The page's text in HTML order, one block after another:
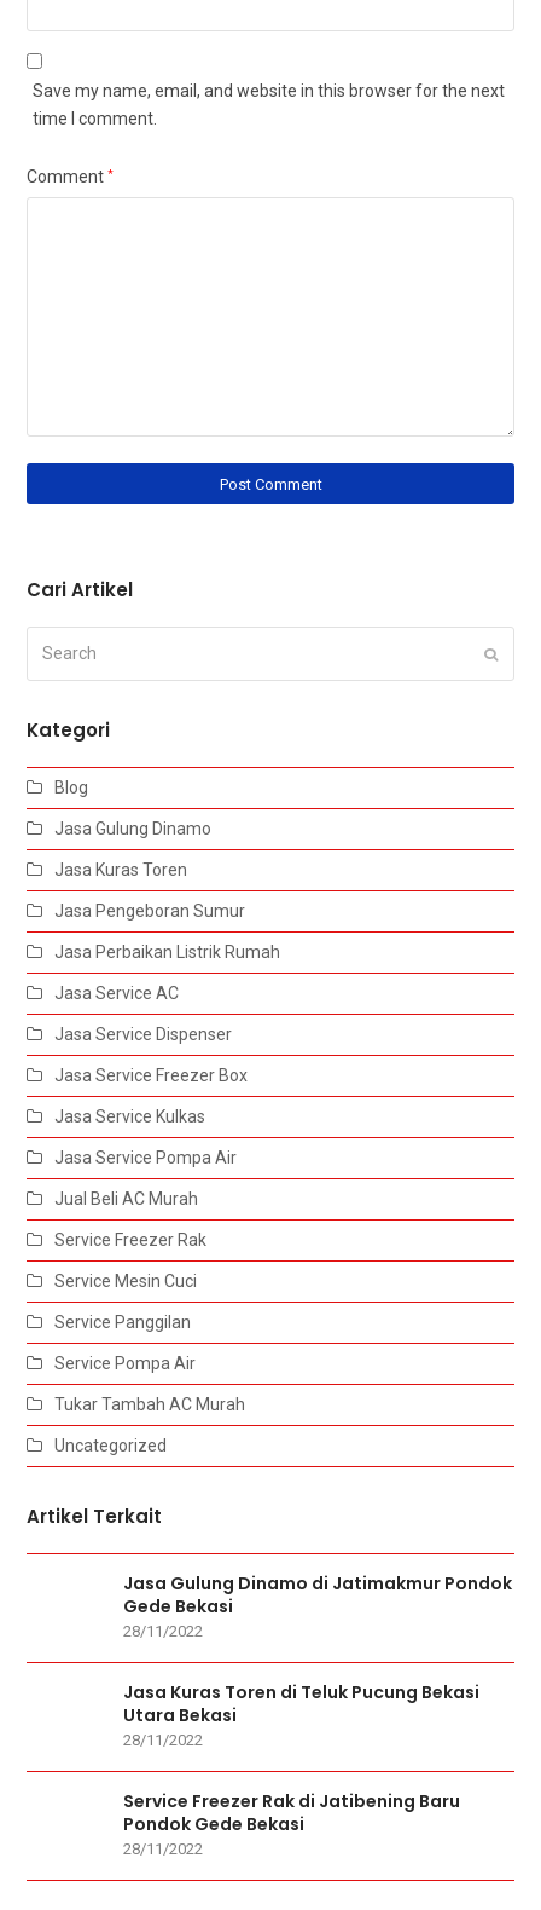
Save my name, email, and website in this browser for the next
time I comment.
Comment*
Cari Artikel
Kategori
Blog
Jasa Gulung Dinamo
Jasa Kuras Toren
Jasa Pengeboran Sumur
Jasa Perbaikan Listrik Rumah
Jasa Service AC
Jasa Service Dispenser
Jasa Service Freezer Box
Jasa Service Kulkas
Jasa Service Pompa Air
Jual Beli AC Murah
Service Freezer Rak
Service Mesin Cuci
Service Panggilan
Service Pompa Air
Tukar Tambah AC Murah
Uncategorized
Artikel Terkait
Jasa Gulung Dinamo di Jatimakmur Pondok
Gede Bekasi
28/11/2022
Jasa Kuras Toren di Teluk Pucung Bekasi
Utara Bekasi
28/11/2022
Service Freezer Rak di Jatibening Baru
Pondok Gede Bekasi
28/11/2022